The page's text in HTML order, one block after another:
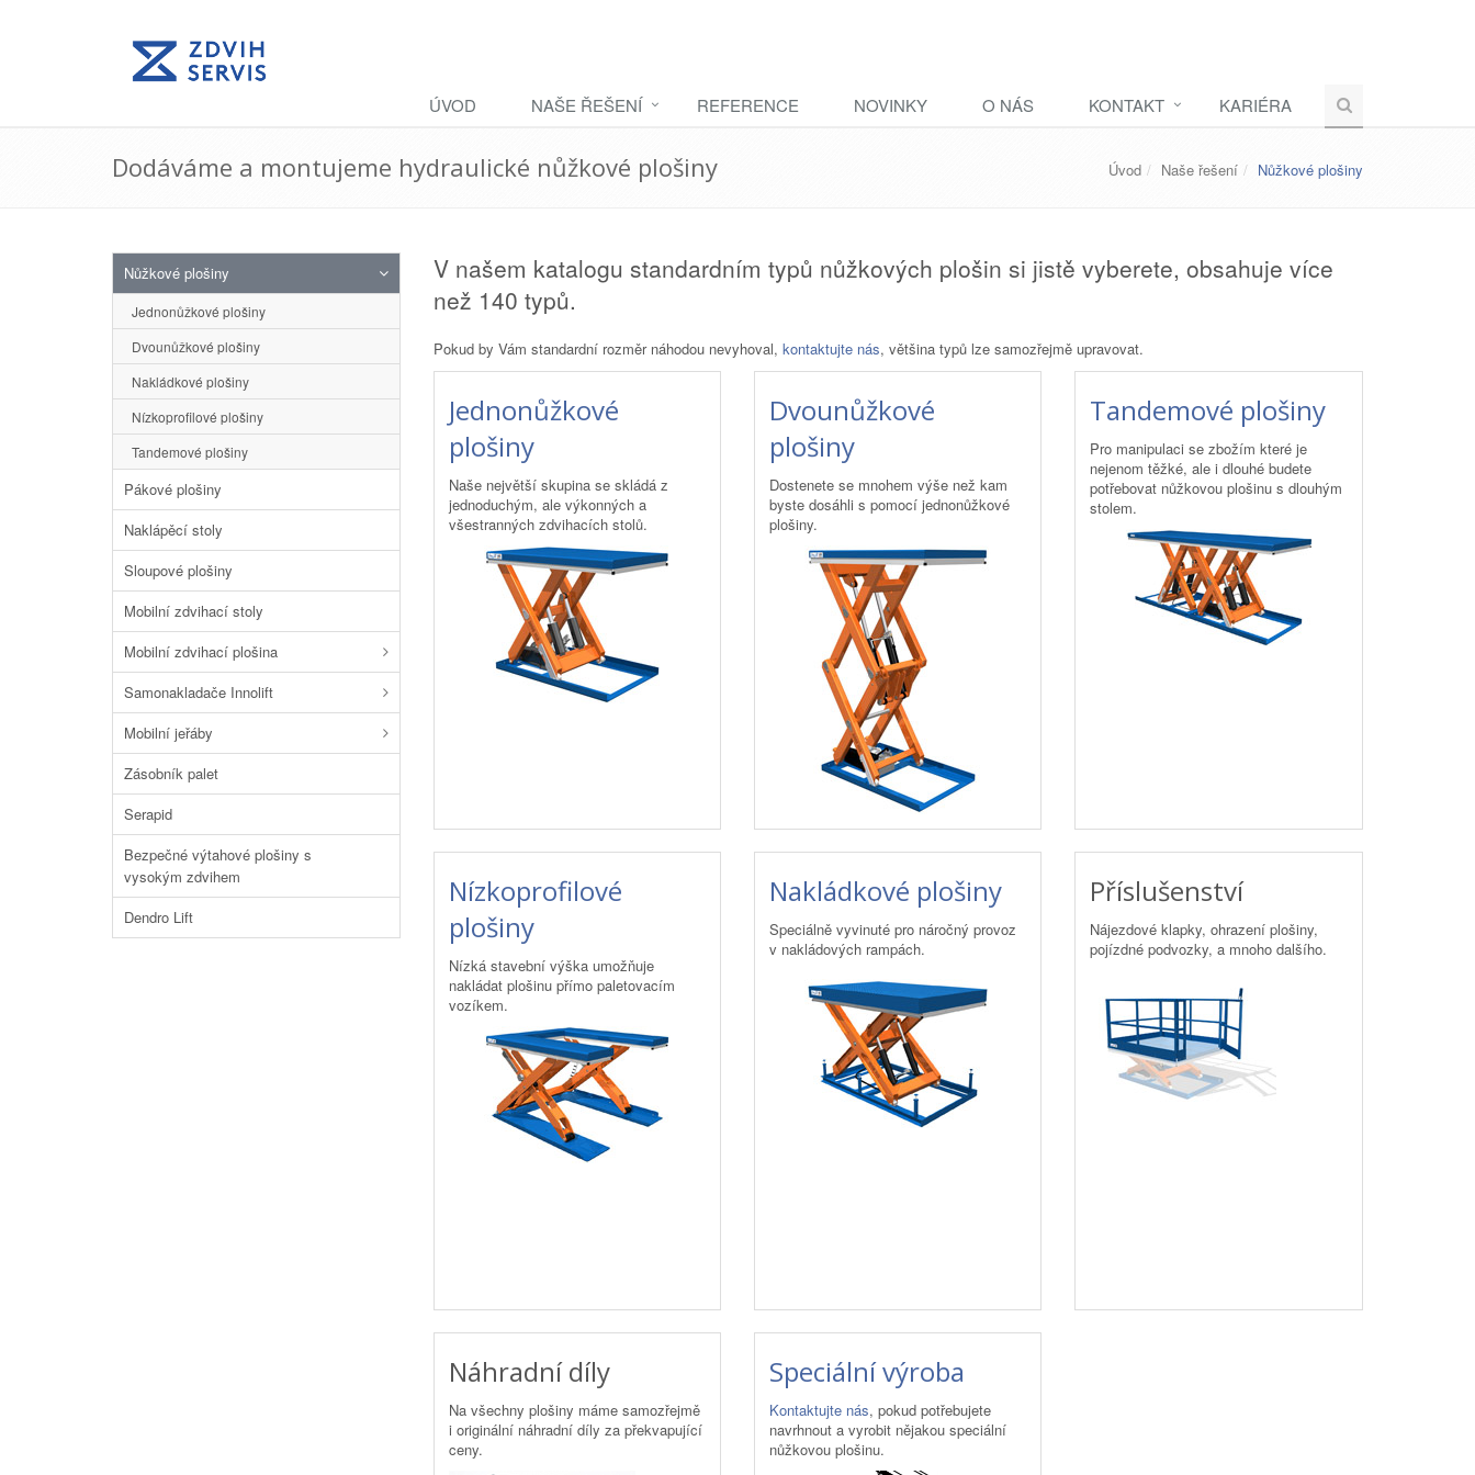
ÚVOD NAŠE ŘEŠENÍ REFERENCE NOVINKY O NÁS KONTAKT KARIÉRA
Dodáváme a montujeme hydraulické nůžkové plošiny Úvod Naše řešení Nůžkové plošiny
Nůžkové plošiny
Jednonůžkové plošiny
Dvounůžkové plošiny
Nakládkové plošiny
Nízkoprofilové plošiny
Tandemové plošiny
Pákové plošiny
Naklápěcí stoly
Sloupové plošiny
Mobilní zdvihací stoly
Mobilní zdvihací plošina
Samonakladače Innolift
Mobilní jeřáby
Zásobník palet
Serapid
Bezpečné výtahové plošiny s
vysokým zdvihem
Dendro Lift
V našem katalogu standardním typů nůžkových plošin si jistě vyberete, obsahuje více
než 140 typů.
Pokud by Vám standardní rozměr náhodou nevyhoval, kontaktujte nás, většina typů lze samozřejmě upravovat.
Jednonůžkové
plošiny
Naše největší skupina se skládá z
jednoduchým, ale výkonných a
všestranných zdvihacích stolů.
Dvounůžkové
plošiny
Dostenete se mnohem výše než kam
byste dosáhli s pomocí jednonůžkové
plošiny.
Tandemové plošiny
Pro manipulaci se zbožím které je
nejenom těžké, ale i dlouhé budete
potřebovat nůžkovou plošinu s dlouhým
stolem.
Nízkoprofilové
plošiny
Nízká stavební výška umožňuje
nakládat plošinu přímo paletovacím
vozíkem.
Nakládkové plošiny
Speciálně vyvinuté pro náročný provoz
v nakládových rampách.
Příslušenství
Nájezdové klapky, ohrazení plošiny,
pojízdné podvozky, a mnoho dalšího.
Náhradní díly
Na všechny plošiny máme samozřejmě
i originální náhradní díly za překvapující
ceny.
Speciální výroba
Kontaktujte nás, pokud potřebujete
navrhnout a vyrobit nějakou speciální
nůžkovou plošinu.